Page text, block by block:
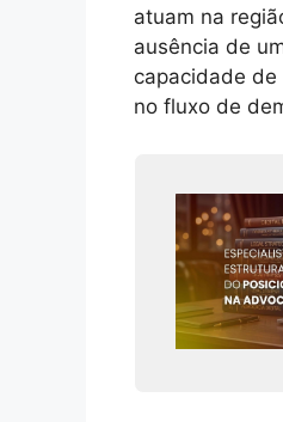
atuam na
ausência de
capacidade
no fluxo de